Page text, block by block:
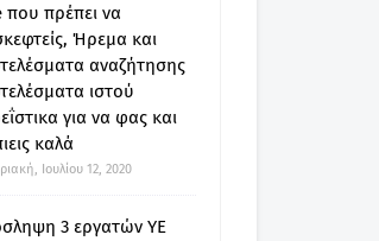
που πρέπει να
Ήρεμα και
αναζήτησης
ιστού
για να φας και
καλά
Ιουλίου 12, 2020
3 εργατών ΥΕ